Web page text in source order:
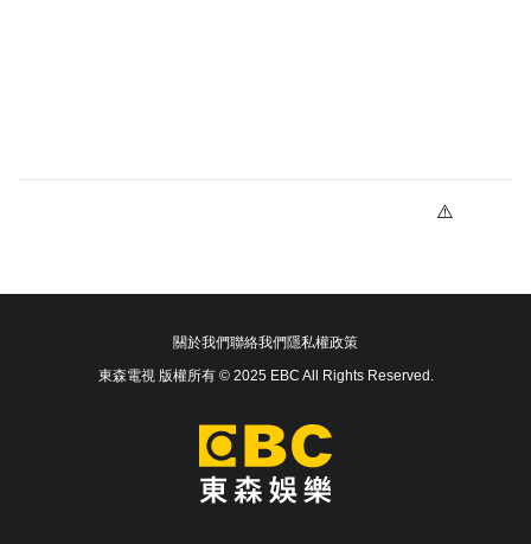
關於我們聯絡我們隱私權政策
東森電視 版權所有 © 2025 EBC All Rights Reserved.